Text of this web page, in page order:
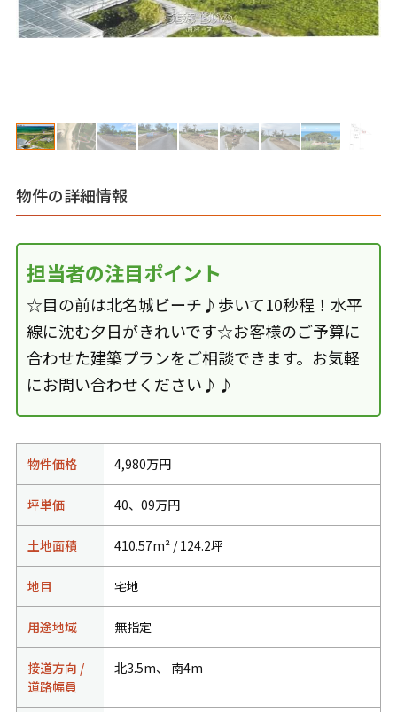
物件の詳細情報
担当者の注目ポイント
☆目の前は北名城ビーチ♪歩いて10秒程！水平
線に沈む夕日がきれいです☆お客様のご予算に
合わせた建築プランをご相談できます。お気軽
にお問い合わせください♪♪
物件価格 4,980万円
坪単価 40、09万円
土地面積 410.57m² / 124.2坪
地目 宅地
用途地域 無指定
接道方向 /
道路幅員
北3.5m、 南4m